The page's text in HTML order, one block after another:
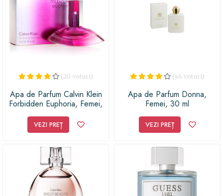
(20 voturi)
Apa de Parfum Calvin Klein
Forbidden Euphoria, Femei,
VEZI PREȚ
(46 voturi)
Apa de Parfum Donna,
Femei, 30 ml
VEZI PREȚ